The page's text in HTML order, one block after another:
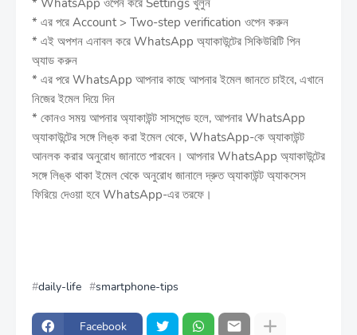
* WhatsApp ওপেন করে Settings খুলুন
* এর পরে Account > Two-step verification ওপেন করুন
* এই অপশন এনাবল করে WhatsApp অ্যাকাউন্টের সিকিউরিটি পিন
অ্যাড করুন
* এর পরে WhatsApp আপনার কাছে আপনার ইমেল জানতে চাইবে, এখানে
নিজের ইমেল দিয়ে দিন
* কোনও সময় আপনার অ্যাকাউন্ট সাসপেন্ড হলে, আপনার WhatsApp
অ্যাকাউন্টের সঙ্গে লিঙ্ক করা ইমেল থেকে, WhatsApp-কে অ্যাকাউন্ট
আনলক করার অনুরোধ জানাতে পারবেন। আপনার WhatsApp অ্যাকাউন্টের
সঙ্গে লিঙ্ক থাকা ইমেল থেকে অনুরোধ জানালে দ্রুত অ্যাকাউন্ট অ্যাকসেস
ফিরিয়ে দেওয়া হবে WhatsApp-এর তরফে।
daily-life smartphone-tips
Facebook